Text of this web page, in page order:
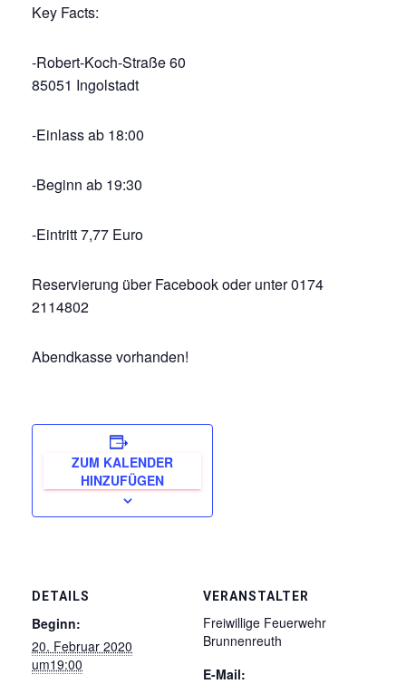
Key Facts:
-Robert-Koch-Straße 60
85051 Ingolstadt
-Einlass ab 18:00
-Beginn ab 19:30
-Eintritt 7,77 Euro
Reservierung über Facebook oder unter 0174
2114802
Abendkasse vorhanden!
ZUM KALENDER
HINZUFÜGEN
DETAILS
Beginn:
20. Februar 2020
um19:00
VERANSTALTER
Freiwillige Feuerwehr
Brunnenreuth
E-Mail: